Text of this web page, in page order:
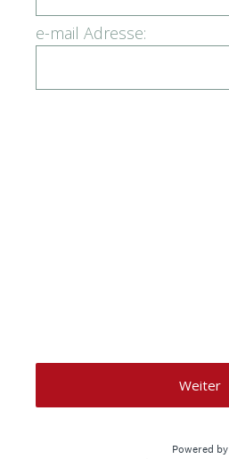
e-mail Adresse:
Weiter
Powered by